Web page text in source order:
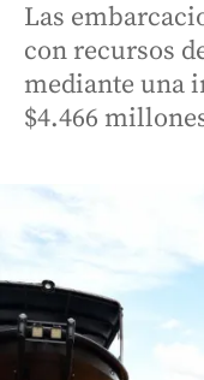
Las
con recursos
mediante una
$4.466